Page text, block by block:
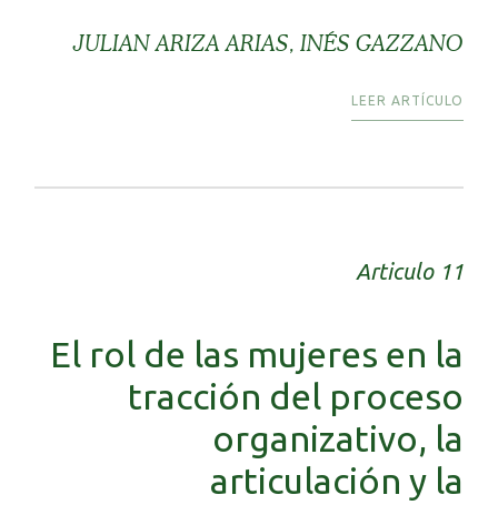
JULIAN ARIZA ARIAS, INÉS GAZZANO
LEER ARTÍCULO
Articulo 11
El rol de las mujeres en la
tracción del proceso
organizativo, la
articulación y la